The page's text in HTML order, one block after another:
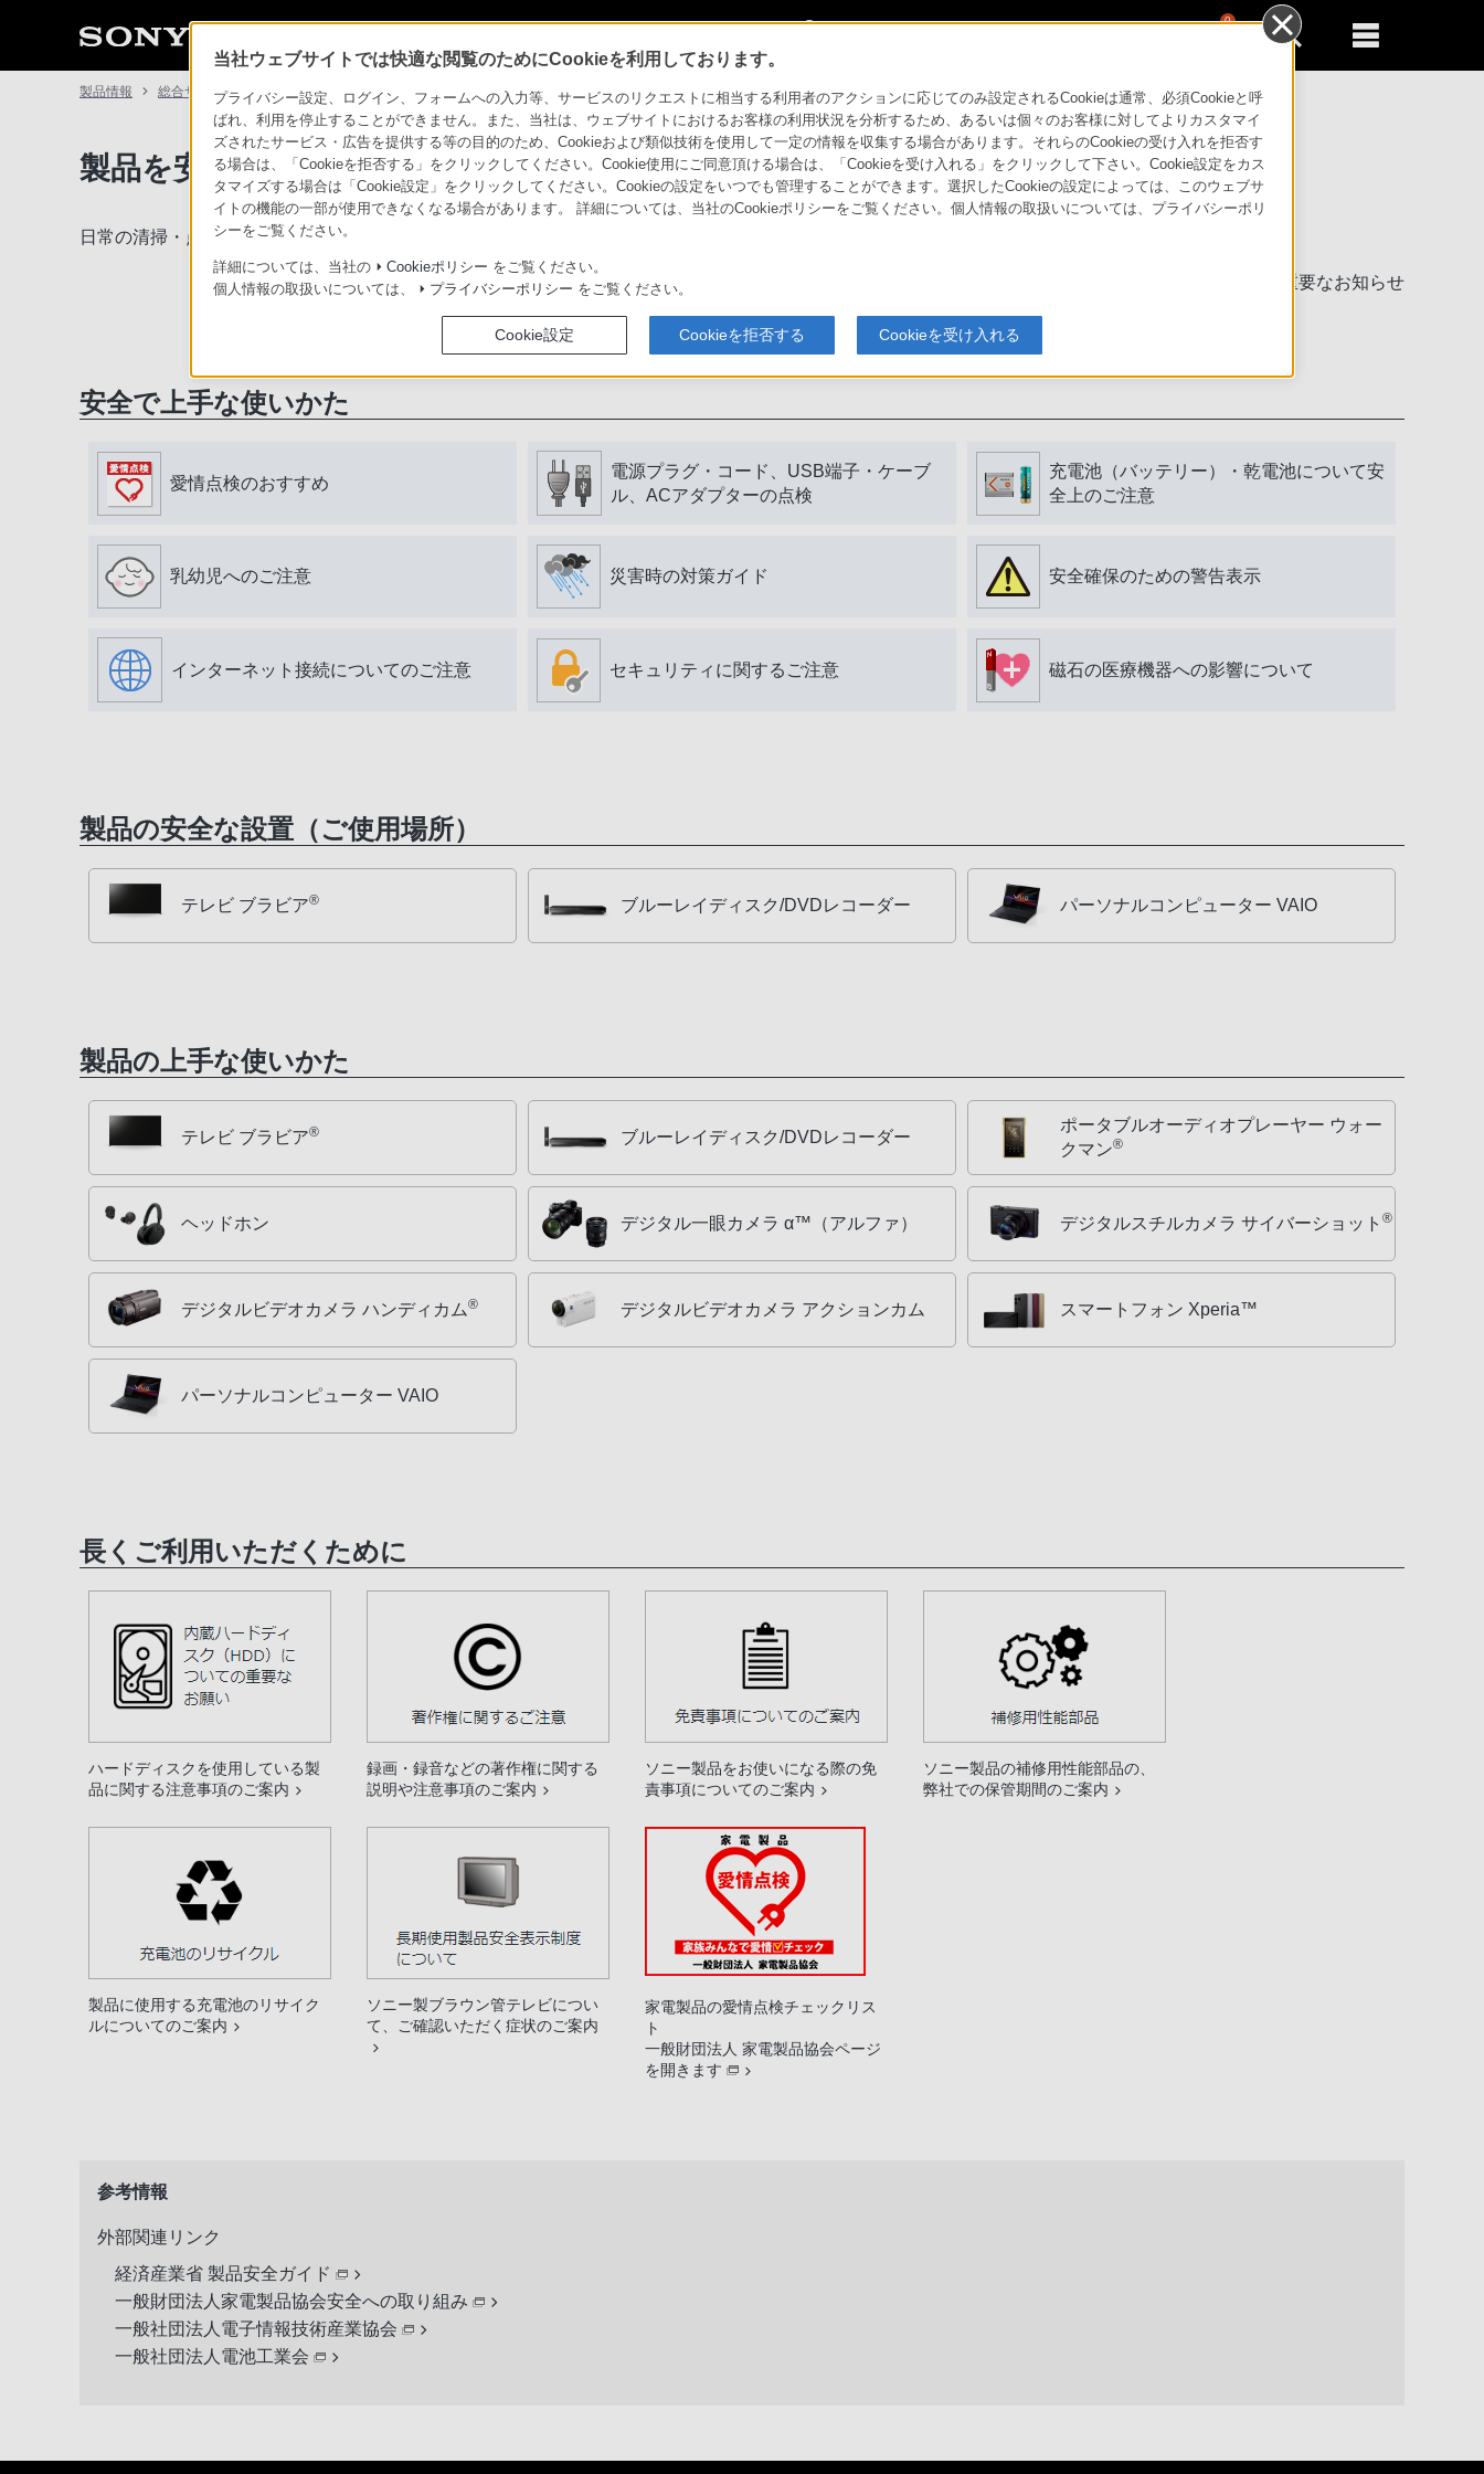
0
製品情報 総合サポート・お問い合わせ
製品を安全に、安心してご使用いただくために
日常の清掃・点検が大切です。安全のため取扱説明書をよく読みましょう。
製品に関する重要なお知らせ
安全で上手な使いかた
愛情点検のおすすめ
電源プラグ・コード、USB端子・ケーブ
ル、ACアダプターの点検
充電池（バッテリー）・乾電池について安
全上のご注意
乳幼児へのご注意 災害時の対策ガイド 安全確保のための警告表示
インターネット接続についてのご注意 セキュリティに関するご注意 磁石の医療機器への影響について
製品の安全な設置（ご使用場所）
テレビ ブラビア® ブルーレイディスク/DVDレコーダー パーソナルコンピューター VAIO
製品の上手な使いかた
テレビ ブラビア® ブルーレイディスク/DVDレコーダー
ポータブルオーディオプレーヤー ウォー
クマン®
ヘッドホン デジタル一眼カメラ α™（アルファ） デジタルスチルカメラ サイバーショット ®
デジタルビデオカメラ ハンディカム® デジタルビデオカメラ アクションカム スマートフォン Xperia™
パーソナルコンピューター VAIO
長くご利用いただくために
ハードディスクを使用している製
品に関する注意事項のご案内
録画・録音などの著作権に関する
説明や注意事項のご案内
ソニー製品をお使いになる際の免
責事項についてのご案内
ソニー製品の補修用性能部品の、
弊社での保管期間のご案内
製品に使用する充電池のリサイク
ルについてのご案内
ソニー製ブラウン管テレビについ
て、ご確認いただく症状のご案内
家電製品の愛情点検チェックリス
ト
一般財団法人 家電製品協会ページ
を開きます
参考情報
外部関連リンク
経済産業省 製品安全ガイド
一般財団法人家電製品協会安全への取り組み
一般社団法人電子情報技術産業協会
一般社団法人電池工業会
当社ウェブサイトでは快適な閲覧のためにCookieを利用しております。
プライバシー設定、ログイン、フォームへの入力等、サービスのリクエストに相当する利用者のアクションに応じてのみ設定されるCookieは通常、必須Cookieと呼
ばれ、利用を停止することができません。また、当社は、ウェブサイトにおけるお客様の利用状況を分析するため、あるいは個々のお客様に対してよりカスタマイ
ズされたサービス・広告を提供する等の目的のため、Cookieおよび類似技術を使用して一定の情報を収集する場合があります。それらのCookieの受け入れを拒否す
る場合は、「Cookieを拒否する」をクリックしてください。Cookie使用にご同意頂ける場合は、「Cookieを受け入れる」をクリックして下さい。Cookie設定をカス
タマイズする場合は「Cookie設定」をクリックしてください。Cookieの設定をいつでも管理することができます。選択したCookieの設定によっては、このウェブサ
イトの機能の一部が使用できなくなる場合があります。 詳細については、当社のCookieポリシーをご覧ください。個人情報の取扱いについては、プライバシーポリ
シーをご覧ください。
詳細については、当社の Cookieポリシー をご覧ください。
個人情報の取扱いについては、
プライバシーポリシー をご覧ください。
Cookie設定 Cookieを拒否する Cookieを受け入れる